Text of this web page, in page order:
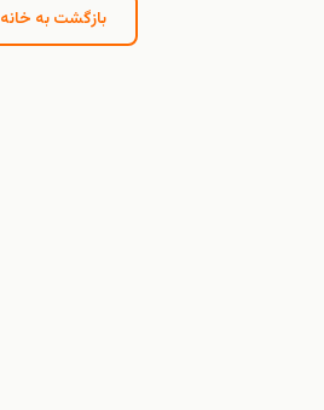
بازگشت به خانه